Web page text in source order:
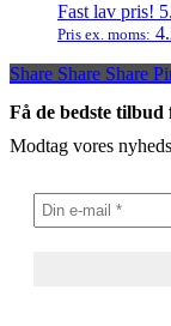
Fast lav pris!
Pris ex. moms:
Share
Share Share Share
Få de bedste tilbud
Modtag vores